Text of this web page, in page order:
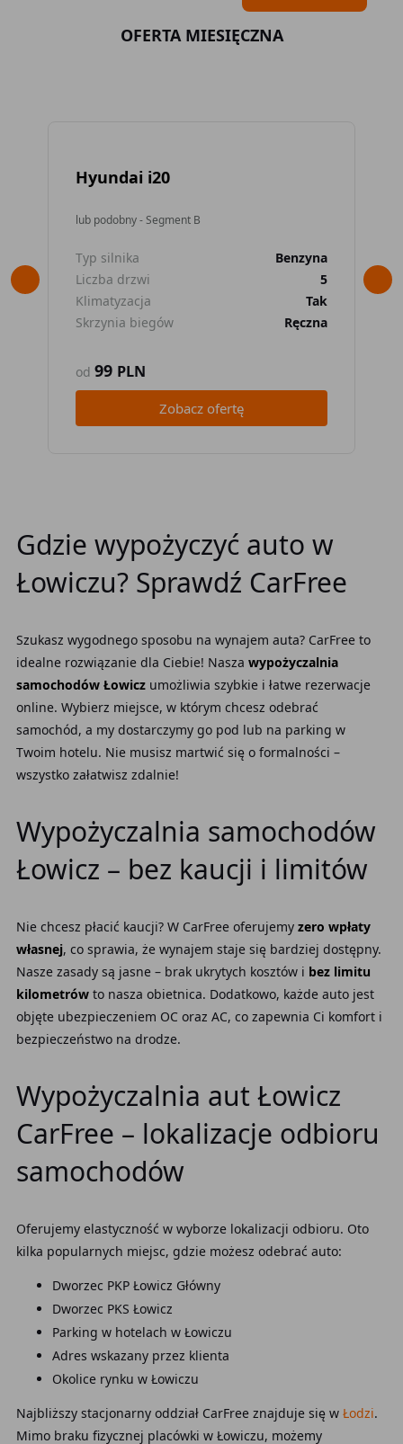
OFERTA MIESIĘCZNA
Hyundai i20
lub podobny - Segment B
Typ silnika
Benzyna
Liczba drzwi
5
Klimatyzacja
Tak
Skrzynia biegów
Ręczna
od 99 PLN
Zobacz ofertę
Gdzie wypożyczyć auto w
Łowiczu? Sprawdź CarFree
Szukasz wygodnego sposobu na wynajem auta? CarFree to
idealne rozwiązanie dla Ciebie! Nasza wypożyczalnia
samochodów Łowiczumożliwia szybkie i łatwe rezerwacje
online. Wybierz miejsce, w którym chcesz odebrać
samochód, a my dostarczymy go pod lub na parking w
Twoim hotelu. Nie musisz martwić się o formalności –
wszystko załatwisz zdalnie!
Wypożyczalnia samochodów
Łowicz – bez kaucji i limitów
Nie chcesz płacić kaucji? W CarFree oferujemy zero wpłaty
własnej, co sprawia, że wynajem staje się bardziej dostępny.
Nasze zasady są jasne – brak ukrytych kosztów i bez limitu
kilometrówto nasza obietnica. Dodatkowo, każde auto jest
objęte ubezpieczeniem OC oraz AC, co zapewnia Ci komfort i
bezpieczeństwo na drodze.
Wypożyczalnia aut Łowicz
CarFree – lokalizacje odbioru
samochodów
Oferujemy elastyczność w wyborze lokalizacji odbioru. Oto
kilka popularnych miejsc, gdzie możesz odebrać auto:
Dworzec PKP Łowicz Główny
Dworzec PKS Łowicz
Parking w hotelach w Łowiczu
Adres wskazany przez klienta
Okolice rynku w Łowiczu
Najbliższy stacjonarny oddział CarFree znajduje się w Łodzi.
Mimo braku fizycznej placówki w Łowiczu, możemy